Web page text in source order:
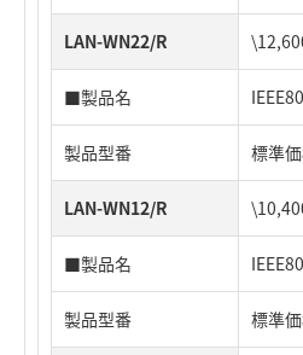
LAN-WN22/R
■製品名
製品型番 標準
LAN-WN12/R
■製品名
製品型番 標準